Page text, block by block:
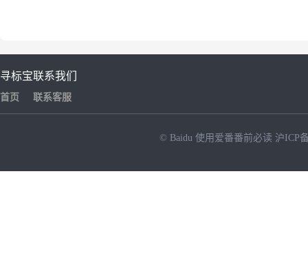
寻标宝
首页
联系我们
联系客服
© Baidu 使用爱番番前必读 沪ICP